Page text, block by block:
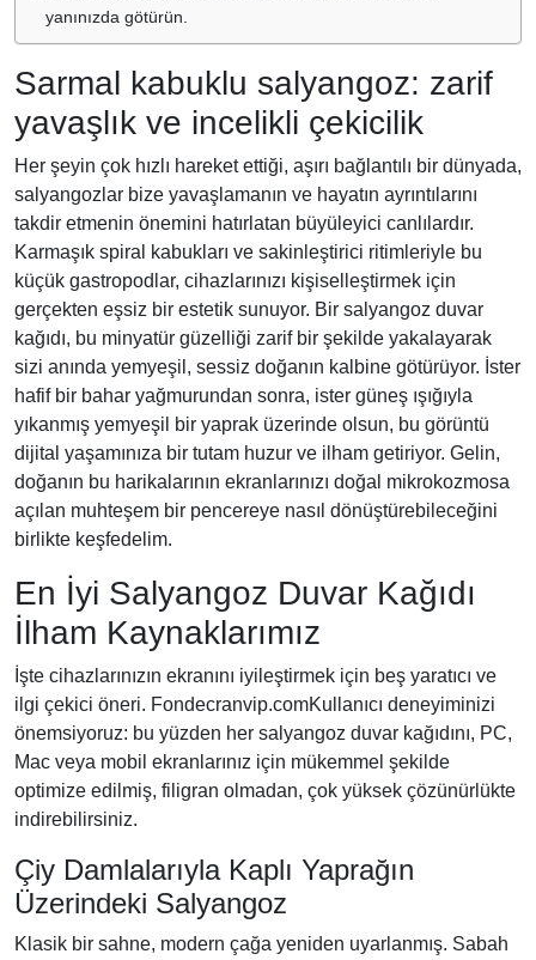
yanınızda götürün.
Sarmal kabuklu salyangoz: zarif
yavaşlık ve incelikli çekicilik
Her şeyin çok hızlı hareket ettiği, aşırı bağlantılı bir dünyada,
salyangozlar bize yavaşlamanın ve hayatın ayrıntılarını
takdir etmenin önemini hatırlatan büyüleyici canlılardır.
Karmaşık spiral kabukları ve sakinleştirici ritimleriyle bu
küçük gastropodlar, cihazlarınızı kişiselleştirmek için
gerçekten eşsiz bir estetik sunuyor. Bir salyangoz duvar
kağıdı, bu minyatür güzelliği zarif bir şekilde yakalayarak
sizi anında yemyeşil, sessiz doğanın kalbine götürüyor. İster
hafif bir bahar yağmurundan sonra, ister güneş ışığıyla
yıkanmış yemyeşil bir yaprak üzerinde olsun, bu görüntü
dijital yaşamınıza bir tutam huzur ve ilham getiriyor. Gelin,
doğanın bu harikalarının ekranlarınızı doğal mikrokozmosa
açılan muhteşem bir pencereye nasıl dönüştürebileceğini
birlikte keşfedelim.
En İyi Salyangoz Duvar Kağıdı
İlham Kaynaklarımız
İşte cihazlarınızın ekranını iyileştirmek için beş yaratıcı ve
ilgi çekici öneri. Fondecranvip.comKullanıcı deneyiminizi
önemsiyoruz: bu yüzden her salyangoz duvar kağıdını, PC,
Mac veya mobil ekranlarınız için mükemmel şekilde
optimize edilmiş, filigran olmadan, çok yüksek çözünürlükte
indirebilirsiniz.
Çiy Damlalarıyla Kaplı Yaprağın
Üzerindeki Salyangoz
Klasik bir sahne, modern çağa yeniden uyarlanmış. Sabah